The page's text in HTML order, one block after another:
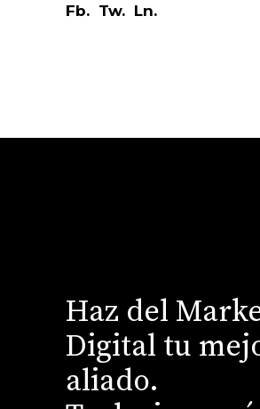
Fb. Tw. Ln.
Haz del
Digital tu
aliado.